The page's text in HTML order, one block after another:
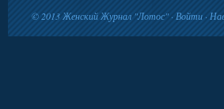
© 2013Женский Журнал "Лотос"·Войти·